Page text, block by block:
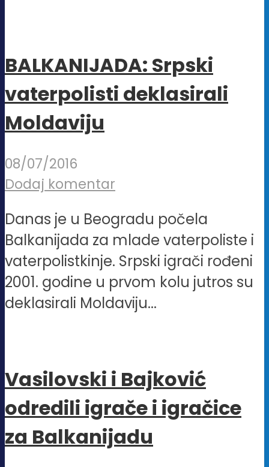
BALKANIJADA: Srpski
vaterpolisti deklasirali
Moldaviju
08/07/2016
Dodaj komentar
Danas je u Beogradu počela
Balkanijada za mlade vaterpoliste i
vaterpolistkinje. Srpski igrači rođeni
2001. godine u prvom kolu jutros su
deklasirali Moldaviju...
Vasilovski i Bajković
odredili igrače i igračice
za Balkanijadu